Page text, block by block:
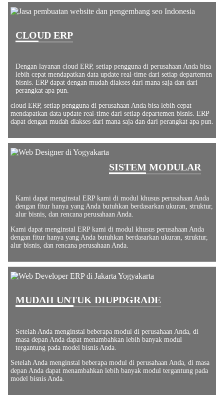
CLOUD ERP
Dengan layanan cloud ERP, setiap pengguna di perusahaan Anda bisa
lebih cepat mendapatkan data update real-time dari setiap departemen
bisnis. ERP dapat dengan mudah diakses dari mana saja dan dari
perangkat apa pun.
cloud ERP, setiap pengguna di perusahaan Anda bisa lebih cepat
mendapatkan data update real-time dari setiap departemen bisnis. ERP
dapat dengan mudah diakses dari mana saja dan dari perangkat apa pun.
SISTEM MODULAR
Kami dapat menginstal ERP kami di modul khusus perusahaan Anda
dengan fitur hanya yang Anda butuhkan berdasarkan ukuran, struktur,
alur bisnis, dan rencana perusahaan Anda.
Kami dapat menginstal ERP kami di modul khusus perusahaan Anda
dengan fitur hanya yang Anda butuhkan berdasarkan ukuran, struktur,
alur bisnis, dan rencana perusahaan Anda.
MUDAH UNTUK DIUPDGRADE
Setelah Anda menginstal beberapa modul di perusahaan Anda, di
masa depan Anda dapat menambahkan lebih banyak modul
tergantung pada model bisnis Anda.
Setelah Anda menginstal beberapa modul di perusahaan Anda, di masa
depan Anda dapat menambahkan lebih banyak modul tergantung pada
model bisnis Anda.